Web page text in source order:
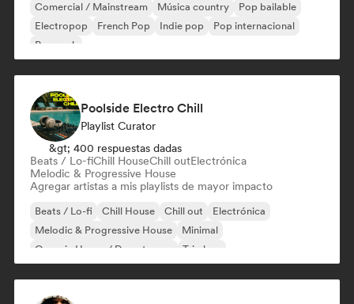
Comercial / Mainstream Música country
Pop bailable
Electropop
French Pop Indie pop
Pop internacional
Pop rock
Poolside Electro Chill
Playlist Curator
&gt; 400 respuestas dadas
Beats / Lo-fiChill HouseChill outElectrónica
Melodic & Progressive House
Agregar artistas a mis playlists de mayor impacto
Beats / Lo-fi Chill House Chill out
Electrónica
Melodic & Progressive House
Minimal
Organic House / Downtempo
Trip hop